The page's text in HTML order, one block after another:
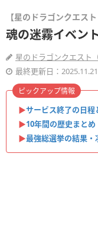
【星のドラゴンクエス
魂の迷霧イベン
星のドラゴンクエスト
最終更新日：
▶︎サービス終了の日程
▶︎10年間の歴史まとめ
▶︎最強総選挙の結果・
ピックアップ情報